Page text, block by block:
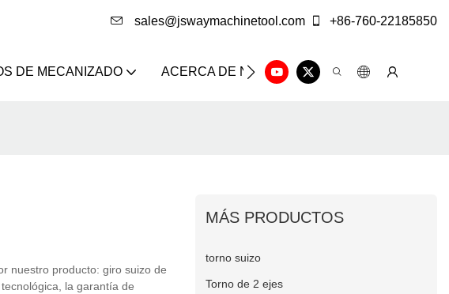
sales@jswaymachinetool.com +86-760-22185850
DE MECANIZADO ACERCA DE NOSOTROS SOLUCIÓN
nuestro producto: giro suizo de
la garantía de
MÁS PRODUCTOS
torno suizo
Torno de 2 ejes